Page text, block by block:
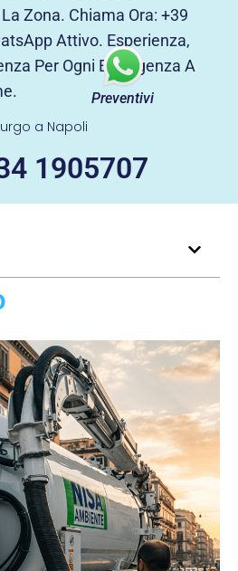
Zona. Chiama Ora: +39
Attivo. Esperienza,
Per Ogni Emergenza A
a Napoli
1905707
Preventivi